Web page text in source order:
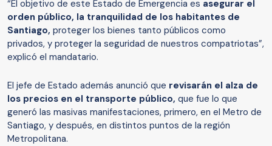
“El objetivo de este Estado de Emergencia es asegurar el
orden público, la tranquilidad de los habitantes de
Santiago, proteger los bienes tanto públicos como
privados, y proteger la seguridad de nuestros compatriotas”,
explicó el mandatario.
El jefe de Estado además anunció que revisarán el alza de
los precios en el transporte público, que fue lo que
generó las masivas manifestaciones, primero, en el Metro de
Santiago, y después, en distintos puntos de la región
Metropolitana.